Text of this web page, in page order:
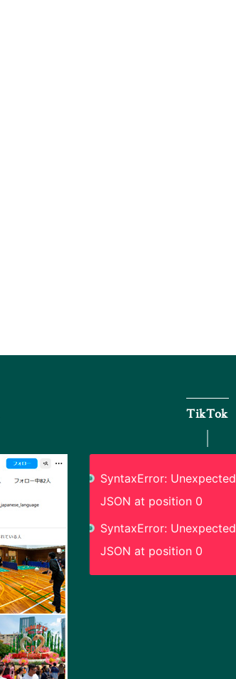
TikTok
SyntaxError:
JSON at position 0
SyntaxError:
JSON at position 0